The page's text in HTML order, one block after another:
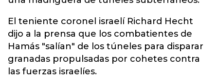
El teniente coronel israelí Richard Hecht
dijo a la prensa que los combatientes de
Hamás "salían" de los túneles para disparar
granadas propulsadas por cohetes contra
las fuerzas israelíes.